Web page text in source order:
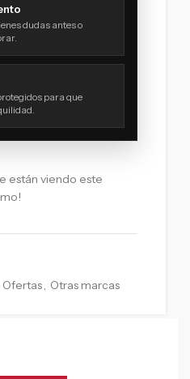
dudas antes o
para que
están viendo este
Ofertas, Otras marcas